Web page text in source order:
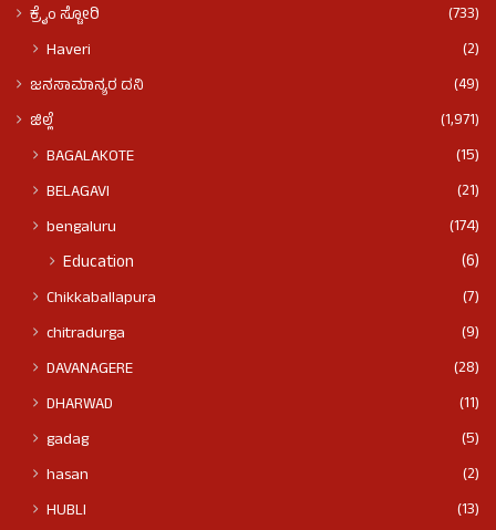
ಕ್ರೈಂ ಸ್ಟೋರಿ
(733)
Haveri (2)
ಜನಸಾಮಾನ್ಯರ ದನಿ
(49)
ಜಿಲ್ಲೆ
(1,971)
BAGALAKOTE
(15)
BELAGAVI
(21)
bengaluru
(174)
Education (6)
Chikkaballapura
(7)
chitradurga
(9)
DAVANAGERE
(28)
DHARWAD
(11)
gadag
(5)
hasan
(2)
HUBLI
(13)